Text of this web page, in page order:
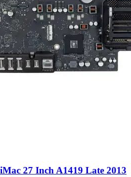
27 Inch A1419 Late 2013